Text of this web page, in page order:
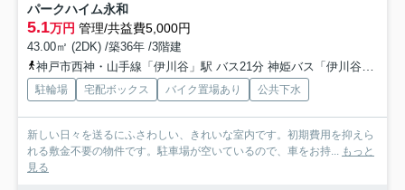
パークハイム永和
5.1万円 管理/共益費5,000円
43.00㎡ (2DK) /築36年 /3階建
神戸市西神・山手線「伊川谷」駅 バス21分 神姫バス「伊川谷小学校前」 停歩5分
駐輪場 宅配ボックス バイク置場あり 公共下水
新しい日々を送るにふさわしい、きれいな室内です。初期費用を抑えら
れる敷金不要の物件です。駐車場が空いているので、車をお持... もっと
見る